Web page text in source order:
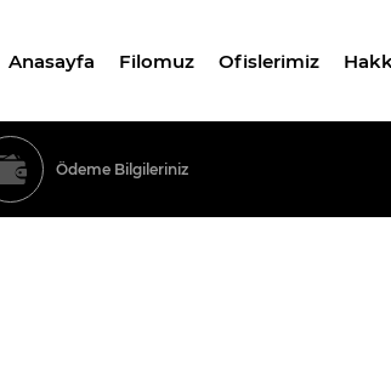
Anasayfa Filomuz Ofislerimiz
Ödeme Bilgileriniz